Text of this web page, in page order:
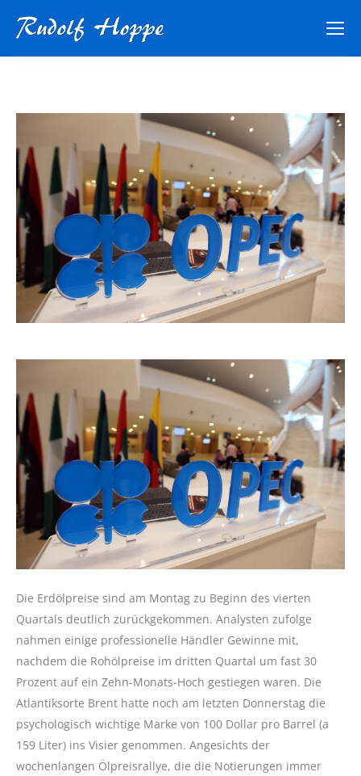
Die Erdölpreise sind am Montag zu Beginn des vierten
Quartals deutlich zurückgekommen. Analysten zufolge
nahmen einige professionelle Händler Gewinne mit,
nachdem die Rohölpreise im dritten Quartal um fast 30
Prozent auf ein Zehn-Monats-Hoch gestiegen waren. Die
Atlantiksorte Brent hatte noch am letzten Donnerstag die
psychologisch wichtige Marke von 100 Dollar pro Barrel (a
159 Liter) ins Visier genommen. Angesichts der
wochenlangen Ölpreisrallye, die die Notierungen immer